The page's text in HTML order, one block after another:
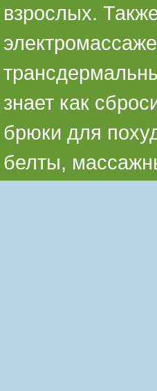
взрослых.
знает как
брюки для
белты,